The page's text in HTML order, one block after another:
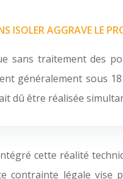
ISOLER AGGRAVE LE
sans traitement des
généralement sous
dû être réalisée
cette réalité
contrainte légale